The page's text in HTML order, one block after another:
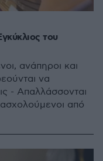
του
ανάπηροι και
να
- Απαλλάσσονται
από